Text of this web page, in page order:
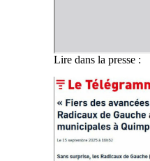
Lire dans la presse :